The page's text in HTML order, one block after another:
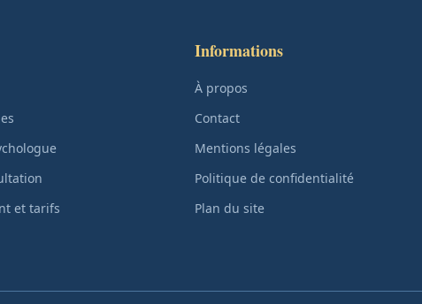
et tarifs
Informations
À propos
Contact
Mentions légales
Politique de confidentialité
Plan du site